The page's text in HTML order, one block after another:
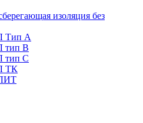
изоляция без
А
В
C
ТК